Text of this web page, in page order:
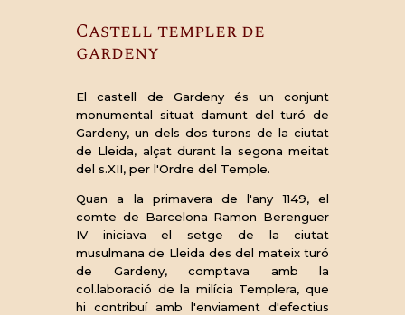
ELS TEMPLERS
TURÓ GARDENY
QUI SOM
CONTACTE
NOTICIES
Castell templer de
gardeny
El castell de Gardeny és un conjunt
monumental situat damunt del turó de
Gardeny, un dels dos turons de la ciutat
de Lleida, alçat durant la segona meitat
del s.XII, per l'Ordre del Temple.
Quan a la primavera de l'any 1149, el
comte de Barcelona Ramon Berenguer
IV iniciava el setge de la ciutat
musulmana de Lleida des del mateix turó
de Gardeny, comptava amb la
col.laboració de la milícia Templera, que
hi contribuí amb l'enviament d'efectius